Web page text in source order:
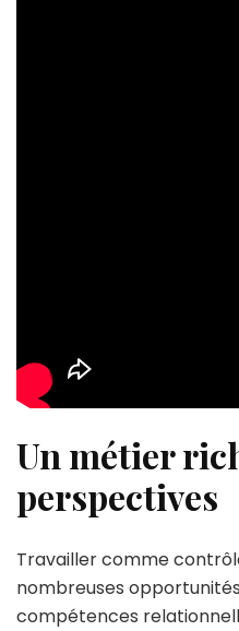
Un métier
perspectives
Travailler comme
nombreuses
compétences